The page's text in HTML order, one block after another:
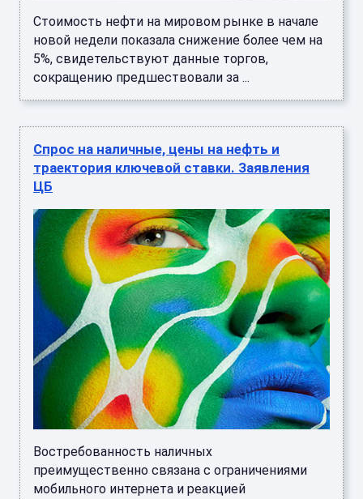
Стоимость нефти на мировом рынке в начале
новой недели показала снижение более чем на
5%, свидетельствуют данные торгов,
сокращению предшествовали за ...
Спрос на наличные, цены на нефть и
траектория ключевой ставки. Заявления
ЦБ
Востребованность наличных
преимущественно связана с ограничениями
мобильного интернета и реакцией